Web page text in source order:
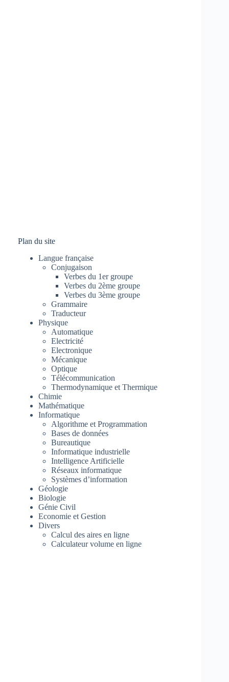
Plan du site
Langue française
Conjugaison
Verbes du 1er groupe
Verbes du 2ème groupe
Verbes du 3ème groupe
Grammaire
Traducteur
Physique
Automatique
Electricité
Electronique
Mécanique
Optique
Télécommunication
Thermodynamique et Thermique
Chimie
Mathématique
Informatique
Algorithme et Programmation
Bases de données
Bureautique
Informatique industrielle
Intelligence Artificielle
Réseaux informatique
Systèmes d’information
Géologie
Biologie
Génie Civil
Economie et Gestion
Divers
Calcul des aires en ligne
Calculateur volume en ligne